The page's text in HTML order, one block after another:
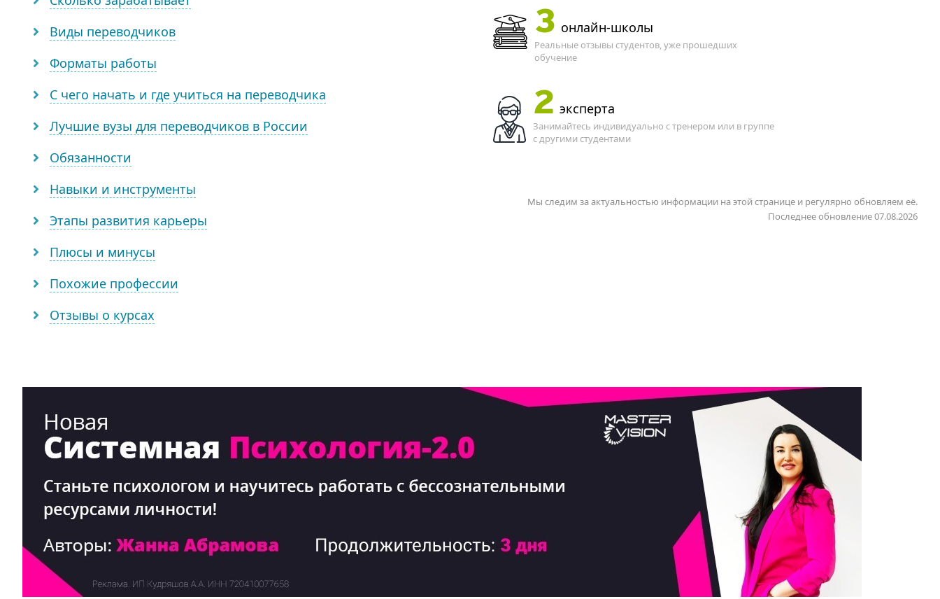
Виды переводчиков
Форматы работы
С чего начать и где учиться на переводчика
Лучшие вузы для переводчиков в России
Обязанности
Навыки и инструменты
Этапы развития карьеры
Плюсы и минусы
Похожие профессии
Отзывы о курсах
3 онлайн-школы
Реальные отзывы студентов, уже прошедших
обучение
2 эксперта
Занимайтесь индивидуально с тренером или в группе
с другими студентами
Мы следим за актуальностью информации на этой странице и регулярно обновляем её.
Последнее обновление 07.08.2026